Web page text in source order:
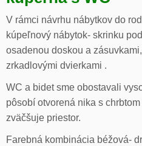
V rámci návrhu nábytkov do
kúpeľnový nábytok- skrinku
osadenou doskou a
zrkadlovými dvierkami .
WC a bidet sme obostavali
pôsobí otvorená nika s
zväčšuje priestor.
Farebná kombinácia béžová-